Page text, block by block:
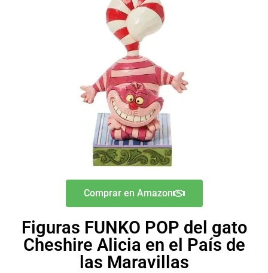
Comprar en Amazon
Figuras FUNKO POP del gato
Cheshire Alicia en el País de
las Maravillas